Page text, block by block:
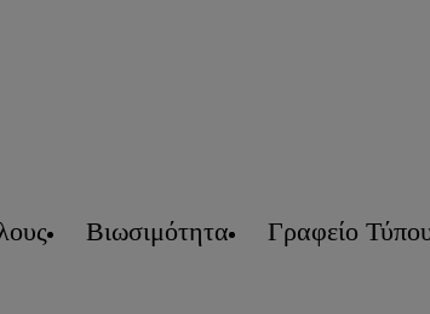
Βιωσιμότητα Γραφείο